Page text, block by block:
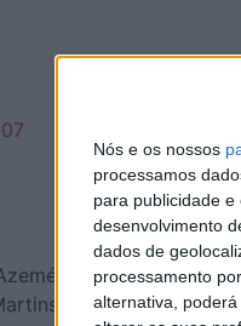
Nós e os nossos
processamos
para publicidade
desenvolvimento
dados de
processamento
alternativa,
reforçou-se no
na liderança da